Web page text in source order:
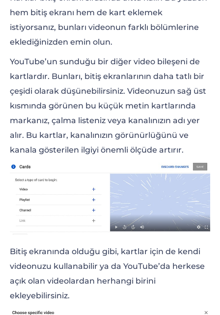
hem bitiş ekranı hem de kart eklemek
istiyorsanız, bunları videonun farklı bölümlerine
eklediğinizden emin olun.
YouTube’un sunduğu bir diğer video bileşeni de
kartlardır. Bunları, bitiş ekranlarının daha tatlı bir
çeşidi olarak düşünebilirsiniz. Videonuzun sağ üst
kısmında görünen bu küçük metin kartlarında
markanız, çalma listeniz veya kanalınızın adı yer
alır. Bu kartlar, kanalınızın görünürlüğünü ve
kanala gösterilen ilgiyi önemli ölçüde artırır.
Bitiş ekranında olduğu gibi, kartlar için de kendi
videonuzu kullanabilir ya da YouTube’da herkese
açık olan videolardan herhangi birini
ekleyebilirsiniz.